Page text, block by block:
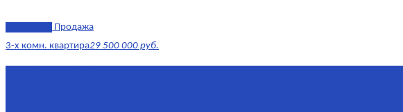
Продажа
3-х комн. квартира29 500 000 руб.